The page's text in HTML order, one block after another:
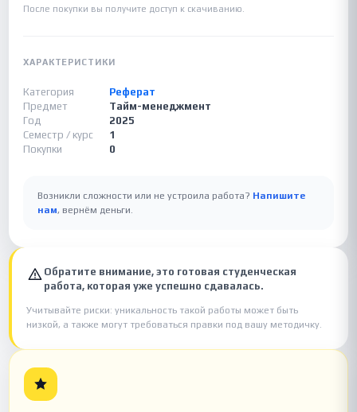
После покупки вы получите доступ к скачиванию.
ХАРАКТЕРИСТИКИ
Категория
Реферат
Предмет
Тайм-менеджмент
Год
2025
Семестр / курс
1
Покупки
0
Возникли сложности или не устроила работа? Напишите
нам, вернём деньги.
Обратите внимание, это готовая студенческая
работа, которая уже успешно сдавалась.
Учитывайте риски: уникальность такой работы может быть
низкой, а также могут требоваться правки под вашу методичку.